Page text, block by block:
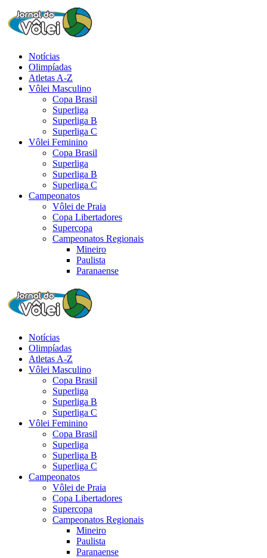
Notícias
Olimpíadas
Atletas A-Z
Vôlei Masculino
Copa Brasil
Superliga
Superliga B
Superliga C
Vôlei Feminino
Copa Brasil
Superliga
Superliga B
Superliga C
Campeonatos
Vôlei de Praia
Copa Libertadores
Supercopa
Campeonatos Regionais
Mineiro
Paulista
Paranaense
Notícias
Olimpíadas
Atletas A-Z
Vôlei Masculino
Copa Brasil
Superliga
Superliga B
Superliga C
Vôlei Feminino
Copa Brasil
Superliga
Superliga B
Superliga C
Campeonatos
Vôlei de Praia
Copa Libertadores
Supercopa
Campeonatos Regionais
Mineiro
Paulista
Paranaense